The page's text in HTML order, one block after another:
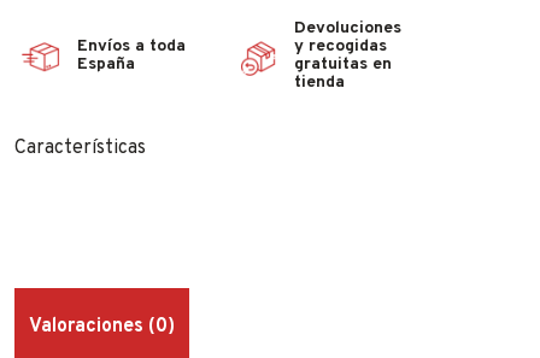
Envíos a toda
España
Devoluciones
y recogidas
gratuitas en
tienda
Características
Valoraciones (0)